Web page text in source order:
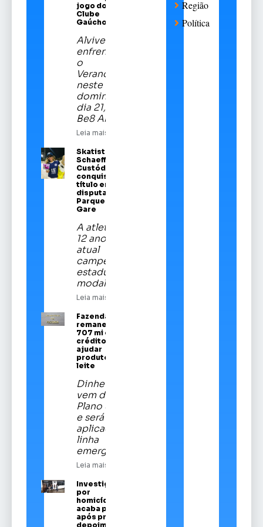
jogo do Sport
Clube
Gaúcho
Alviverde
enfrentará
o
Veranópolis
neste
domingo,
dia 21, na
Be8 Arena
Leia mais
Skatista Alice
Schaeffer
Custódio
conquista
título em
disputa no
Parque da
Gare
A atleta de
12 anos é a
atual
campeã
estadual da
modalidade
Leia mais
Fazenda
remaneja R$
707 mi em
crédito para
ajudar
produtores de
leite
Dinheiro
vem do
Plano Safra
e será
aplicado em
linha
emergencial
Leia mais
Investigado
por
homicídios
acaba preso
após prestar
depoimento
Região
Política